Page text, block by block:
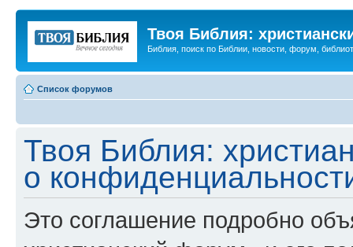
Твоя Библия:
Библия, поиск по Библии, новости, форум,
Список форумов
Твоя Библия:
о
Это соглашение подробно